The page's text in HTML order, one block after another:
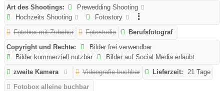
Art des Shootings:
Prewedding Shooting
Hochzeits Shooting
Fotostory
Fotobox mit Zubehör
Fotostudio
Berufsfotograf
Copyright und Rechte:
Bilder frei verwendbar
Bilder kommerziell nutzbar
Bilder auf Social Media erlaubt
zweite Kamera
Videografie buchbar Lieferzeit:
21 Tage
Fotobox alleine buchbar